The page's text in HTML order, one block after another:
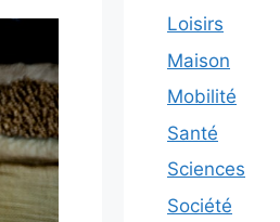
Loisirs
Maison
Mobilité
Santé
Sciences
Société